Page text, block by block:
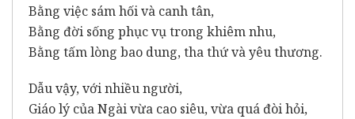
Bằng việc sám hối và canh tân,
Bằng đời sống phục vụ trong khiêm nhu,
Bằng tấm lòng bao dung, tha thứ và yêu thương.
Dẫu vậy, với nhiều người,
Giáo lý của Ngài vừa cao siêu, vừa quá đòi hỏi,